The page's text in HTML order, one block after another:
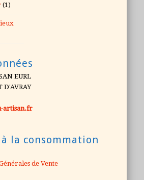
(1)
EURL
D'AVRAY
artisan.fr
la consommation
de Vente